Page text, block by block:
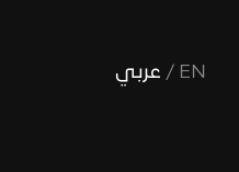
EN
/ عربي